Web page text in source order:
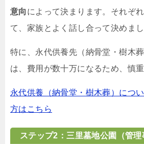
意向 によって決まります。それぞ
て、家族とよく話し合って決めまし
特に、永代供養先（納骨堂・樹木
は、費用が数十万になるため、慎
永代供養（納骨堂・樹木葬）につ
方はこちら
ステップ2：三里墓地公園（管